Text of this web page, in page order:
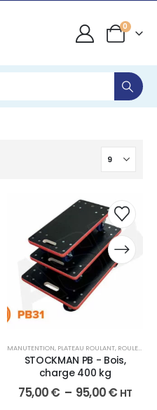
0
MANUTENTION, PLATEAU ROULANT, ROULEUR EN BOIS
STOCKMAN PB - Bois,
charge 400 kg
75,00€ – 95,00€ HT